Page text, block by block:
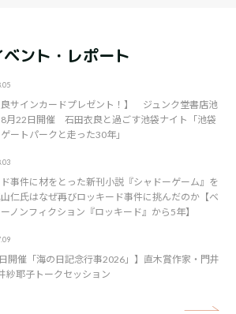
ベント・レポート
良サインカードプレゼント！】 ジュンク堂書店池
月22日開催 石田衣良と過ごす池袋ナイト「池袋
ートパークと走った30年」
事件に材をとった新刊小説『シャドーゲーム』を
仁氏はなぜ再びロッキード事件に挑んだのか【ベ
ノンフィクション『ロッキード』から5年】
日開催「海の日記念行事2026」】直木賞作家・門井
紗耶子トークセッション